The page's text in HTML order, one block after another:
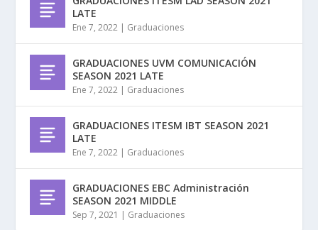
LATE
Ene 7, 2022 | Graduaciones
GRADUACIONES UVM COMUNICACIÓN
SEASON 2021 LATE
Ene 7, 2022 | Graduaciones
GRADUACIONES ITESM IBT SEASON 2021
LATE
Ene 7, 2022 | Graduaciones
GRADUACIONES EBC Administración
SEASON 2021 MIDDLE
Sep 7, 2021 | Graduaciones